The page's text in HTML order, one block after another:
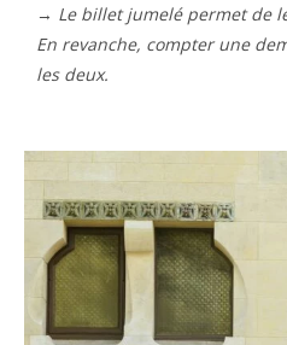
→ Le billet jumelé permet de
En revanche, compter une
les deux.